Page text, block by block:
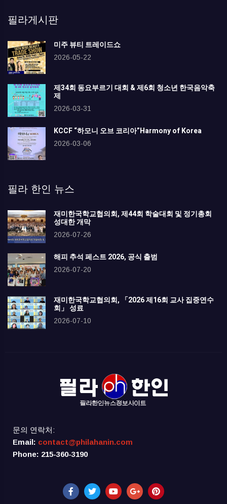
필라게시판
미주 뷰티 트레이드쇼
2026-05-22
제34회 동요부르기 대회 & 제6회 청소년 한국음악축
제
2026-03-31
KCCF “하모니 오브 코리아”Harmony of Korea
2026-03-06
필라 한인 뉴스
재미한국학교협의회, 제44회 학술대회 및 정기총회
성대한 개막
2026-07-26
해피 추석 페스트 2026, 공식 출범
2026-07-20
재미한국학교협의회, 「2026 제16회 교사 집중연수
회」 성료
2026-07-10
문의 연락처:
Email: contact@philahanin.com
Phone: 215-360-3190